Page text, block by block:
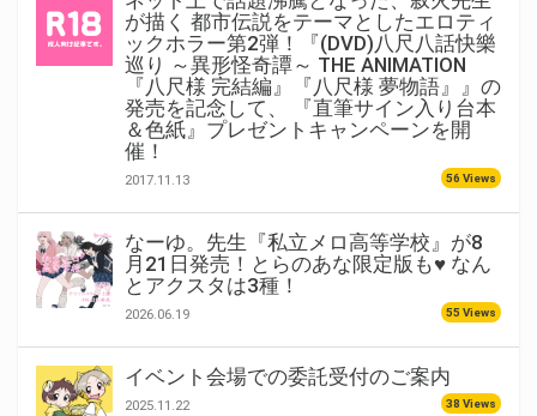
が描く 都市伝説をテーマとしたエロティ
ックホラー第2弾！『(DVD)八尺八話快樂
巡り ～異形怪奇譚～ THE ANIMATION
『八尺様 完結編』『八尺様 夢物語』』の
発売を記念して、 『直筆サイン入り台本
＆色紙』プレゼントキャンペーンを開
催！
2017.11.13 56 Views
なーゆ。先生『私立メロ高等学校』が8
月21日発売！とらのあな限定版も♥ なん
とアクスタは3種！
2026.06.19 55 Views
イベント会場での委託受付のご案内
2025.11.22 38 Views